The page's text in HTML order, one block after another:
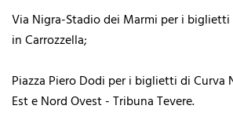
Via Nigra-Stadio dei Marmi per i
in Carrozzella;
Piazza Piero Dodi per i biglietti di
Est e Nord Ovest - Tribuna Tevere.